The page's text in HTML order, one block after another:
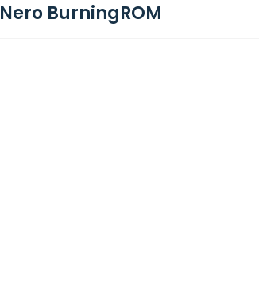
Nero BurningROM